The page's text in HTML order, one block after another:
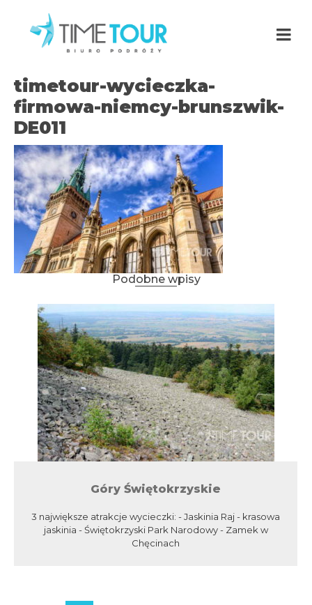
timetour-wycieczka-
firmowa-niemcy-brunszwik-
DE011
Podobne wpisy
Góry Świętokrzyskie
3 największe atrakcje wycieczki: - Jaskinia Raj - krasowa
jaskinia - Świętokrzyski Park Narodowy - Zamek w
Chęcinach